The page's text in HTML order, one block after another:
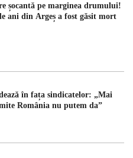
șocantă pe marginea drumului!
ani din Argeș a fost găsit mort
în fața sindicatelor: „Mai
România nu putem da”